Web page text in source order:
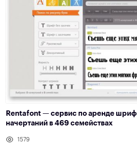
Rentafont — сервис по аренде
начертаний в 469 семействах
1579